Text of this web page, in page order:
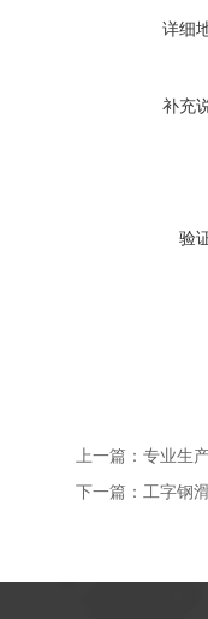
详细
补充
验
上一篇： 专业生
下一篇： 工字钢